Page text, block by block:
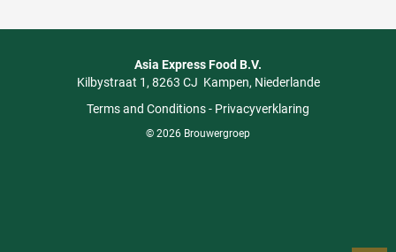
Asia Express Food B.V.
Kilbystraat 1 8263 CJ Kampen Niederlande
Terms and Conditions- Privacyverklaring
© 2026 Brouwergroep